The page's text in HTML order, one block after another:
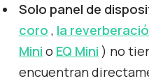
Solo panel de
coro , la
Mini o EQ Mini ) no
encuentran